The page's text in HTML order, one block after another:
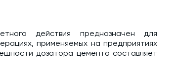
действия предназначен для
применяемых на предприятиях
дозатора цемента составляет